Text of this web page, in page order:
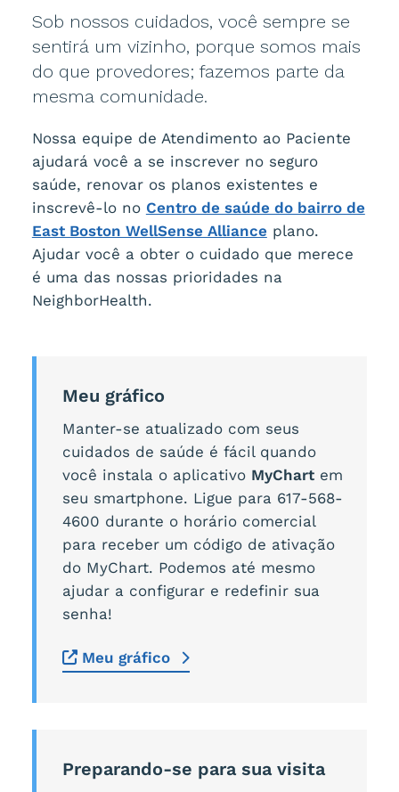
Sob nossos cuidados, você sempre se
sentirá um vizinho, porque somos mais
do que provedores; fazemos parte da
mesma comunidade.
Nossa equipe de Atendimento ao Paciente
ajudará você a se inscrever no seguro
saúde, renovar os planos existentes e
inscrevê-lo no Centro de saúde do bairro de
East Boston WellSense Alliance plano.
Ajudar você a obter o cuidado que merece
é uma das nossas prioridades na
NeighborHealth.
Meu gráfico
Manter-se atualizado com seus
cuidados de saúde é fácil quando
você instala o aplicativo MyChartem
seu smartphone. Ligue para 617-568-
4600 durante o horário comercial
para receber um código de ativação
do MyChart. Podemos até mesmo
ajudar a configurar e redefinir sua
senha!
Meu gráfico
Preparando-se para sua visita